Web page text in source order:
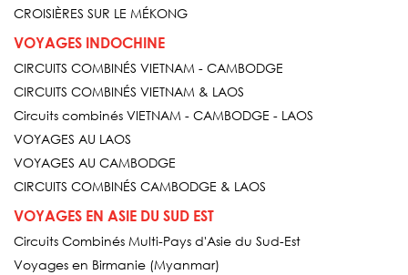
CROISIÈRES SUR LE MÉKONG
VOYAGES INDOCHINE
CIRCUITS COMBINÉS VIETNAM - CAMBODGE
CIRCUITS COMBINÉS VIETNAM & LAOS
Circuits combinés VIETNAM - CAMBODGE - LAOS
VOYAGES AU LAOS
VOYAGES AU CAMBODGE
CIRCUITS COMBINÉS CAMBODGE & LAOS
VOYAGES EN ASIE DU SUD EST
Circuits Combinés Multi-Pays d'Asie du Sud-Est
Voyages en Birmanie (Myanmar)